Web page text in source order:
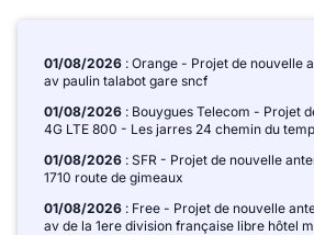
01/08/2026 : Orange - Projet de nouvelle
av paulin talabot gare sncf
01/08/2026 : Bouygues Telecom - Projet
4G LTE 800 - Les jarres 24 chemin du
01/08/2026 : SFR - Projet de nouvelle
1710 route de gimeaux
01/08/2026 : Free - Projet de nouvelle
av de la 1ere division française libre hôtel